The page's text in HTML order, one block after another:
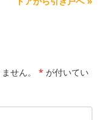
せん。 * が付いてい